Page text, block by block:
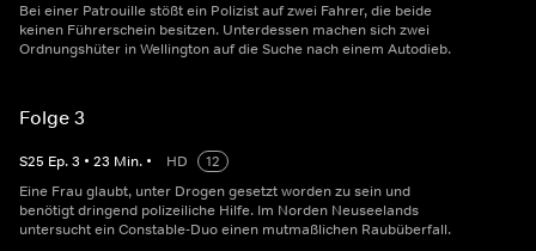
Bei einer Patrouille stößt ein Polizist auf zwei Fahrer, die beide
keinen Führerschein besitzen. Unterdessen machen sich zwei
Ordnungshüter in Wellington auf die Suche nach einem Autodieb.
Folge 3
S25 Ep.3 • 23 Min. • HD
12
Eine Frau glaubt, unter Drogen gesetzt worden zu sein und
benötigt dringend polizeiliche Hilfe. Im Norden Neuseelands
untersucht ein Constable-Duo einen mutmaßlichen Raubüberfall.